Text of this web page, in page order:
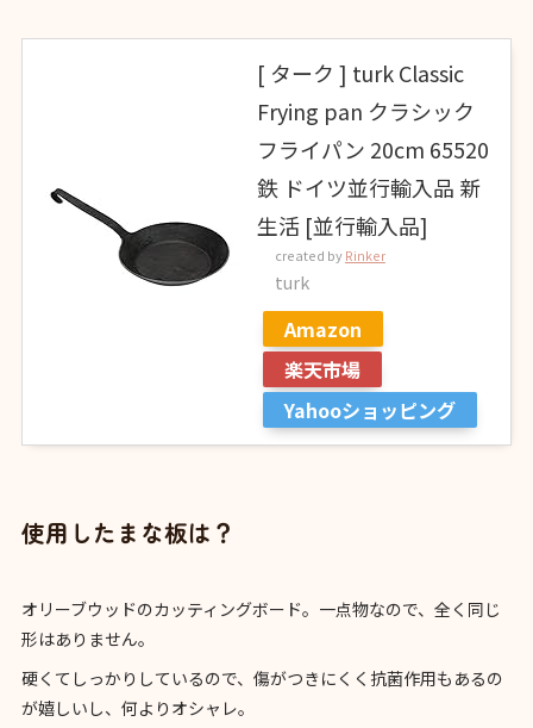
[ ターク ] turk Classic
Frying pan クラシック
フライパン 20cm 65520
鉄 ドイツ並行輸入品 新
生活 [並行輸入品]
created by Rinker
turk
Amazon
楽天市場
Yahooショッピング
使用したまな板は？
オリーブウッドのカッティングボード。一点物なので、全く同じ
形はありません。
硬くてしっかりしているので、傷がつきにくく抗菌作用もあるの
が嬉しいし、何よりオシャレ。